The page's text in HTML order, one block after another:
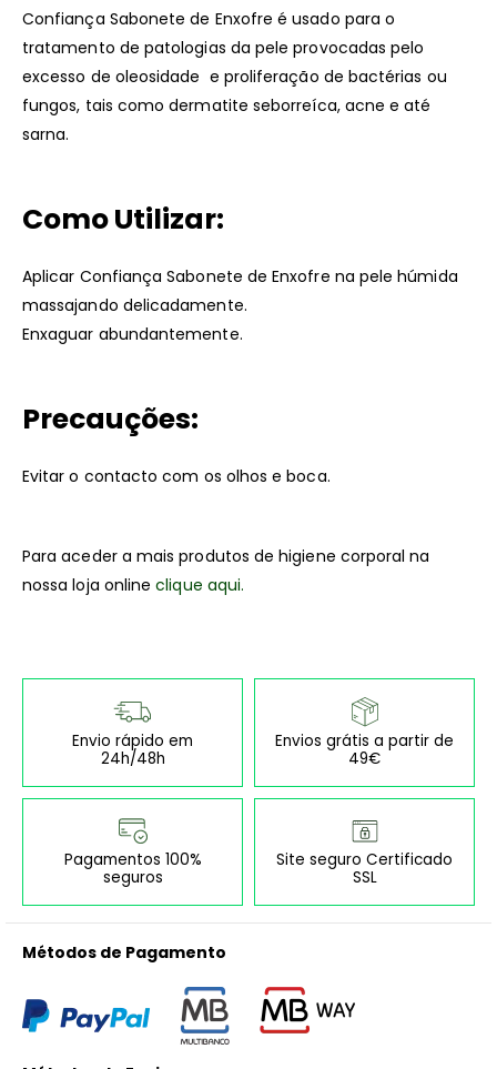
Confiança Sabonete de Enxofre é usado para o
tratamento de patologias da pele provocadas pelo
excesso de oleosidade e proliferação de bactérias ou
fungos, tais como dermatite seborreíca, acne e até
sarna.
Como Utilizar:
Aplicar Confiança Sabonete de Enxofre na pele húmida
massajando delicadamente.
Enxaguar abundantemente.
Precauções:
Evitar o contacto com os olhos e boca.
Para aceder a mais produtos de higiene corporal na
nossa loja onlineclique aqui.
Envio rápido em
24h/48h
Envios grátis a partir de
49€
Pagamentos 100%
seguros
Site seguro Certificado
SSL
Métodos de Pagamento